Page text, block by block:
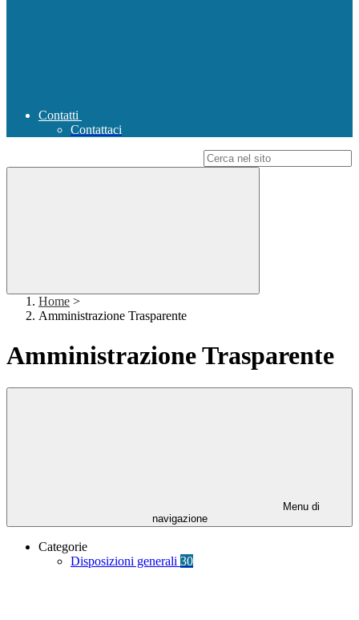
Contatti
Contattaci
Home >
Amministrazione Trasparente
Amministrazione Trasparente
Menu di
navigazione
Categorie
Disposizioni generali 30